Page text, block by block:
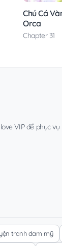
Chú Cá
Orca
Chapter 31
VIP để phục vụ
tranh đam mỹ